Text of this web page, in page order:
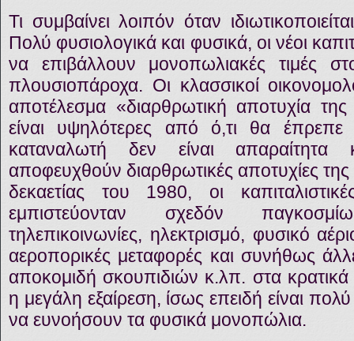
Τι συμβαίνει λοιπόν όταν
Πολύ φυσιολογικά και φυσικά, οι νέοι
να επιβάλλουν μονοπωλιακές τιμές
πλουσιοπάροχα. Οι κλασσικοί
αποτέλεσμα «διαρθρωτική αποτυχία
είναι υψηλότερες από ό,τι θα
καταναλωτή δεν είναι
αποφευχθούν διαρθρωτικές αποτυχίες
δεκαετίας του 1980, οι
εμπιστεύονταν σχεδόν
τηλεπικοινωνίες, ηλεκτρισμό, φυσικό
αεροπορικές μεταφορές και συνήθως
αποκομιδή σκουπιδιών κ.λπ. στα
η μεγάλη εξαίρεση, ίσως επειδή είναι
να ευνοήσουν τα φυσικά μονοπώλια.